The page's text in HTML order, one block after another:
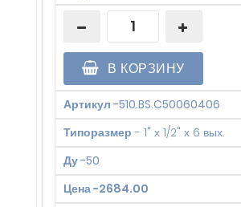
В КОРЗИНУ
Артикул -510.BS.C50060406
Типоразмер - 1" х 1/2" х 6 вых.
Ду-50
Цена-2684.00